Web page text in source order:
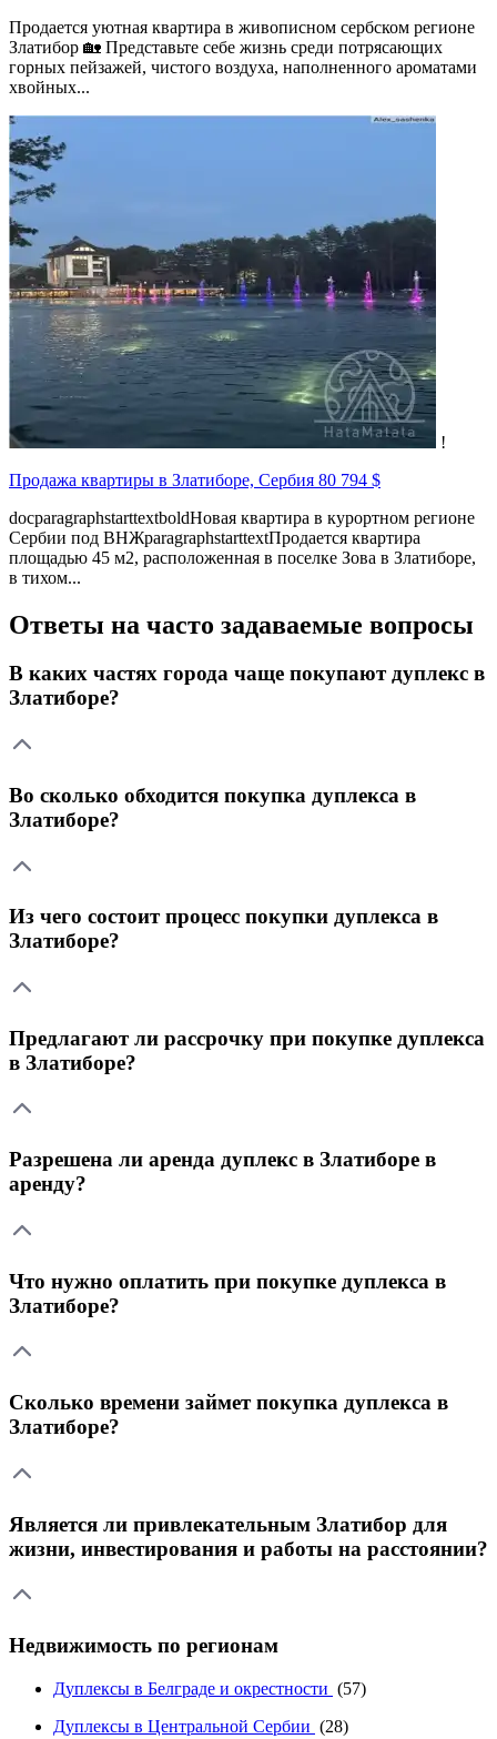
Продается уютная квартира в живописном сербском регионе
Златибор 🏡 Представьте себе жизнь среди потрясающих
горных пейзажей, чистого воздуха, наполненного ароматами
хвойных...
!
Продажа квартиры в Златиборе, Сербия 80 794 $
docparagraphstarttextboldНовая квартира в курортном регионе
Сербии под ВНЖparagraphstarttextПродается квартира
площадью 45 м2, расположенная в поселке Зова в Златиборе,
в тихом...
Ответы на часто задаваемые вопросы
В каких частях города чаще покупают дуплекс в
Златиборе?
Во сколько обходится покупка дуплекса в
Златиборе?
Из чего состоит процесс покупки дуплекса в
Златиборе?
Предлагают ли рассрочку при покупке дуплекса
в Златиборе?
Разрешена ли аренда дуплекс в Златиборе в
аренду?
Что нужно оплатить при покупке дуплекса в
Златиборе?
Сколько времени займет покупка дуплекса в
Златиборе?
Является ли привлекательным Златибор для
жизни, инвестирования и работы на расстоянии?
Недвижимость по регионам
Дуплексы в Белграде и окрестности (57)
Дуплексы в Центральной Сербии (28)